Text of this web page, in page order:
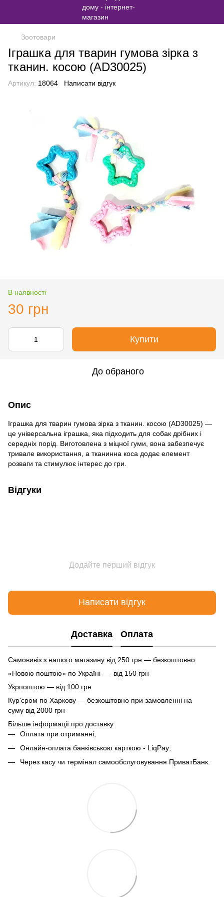
Зоотовари
Іграшка для тварин гумова зірка з
тканин. косою (AD30025)
Артикул: 18064 Написати відгук
В наявності
30 грн
Купити
До обраного
Опис
Іграшка для тварин гумова зірка з тканин. косою (AD30025) —
це універсальна іграшка, яка підходить для собак дрібних і
середніх порід. Виготовлена з міцної гуми, вона забезпечує
тривале використання, а тканинна коса додає елемент
розваги та стимулює інтерес до гри.
Відгуки
Додайте перший відгук
Написати відгук
Доставка Оплата
Самовивіз з нашого магазину від 250 грн — безкоштовно
«Новою поштою» по Україні — від 150 грн
Укрпоштою — від 100 грн
Кур'єром по Харкову — безкоштовно при замовленні на
суму від 2000 грн
Більше інформації про доставку
Оплата при отриманні;
Онлайн-оплата банківською карткою - LiqPay;
Через касу чи термінал самообслуговування ПриватБанк.